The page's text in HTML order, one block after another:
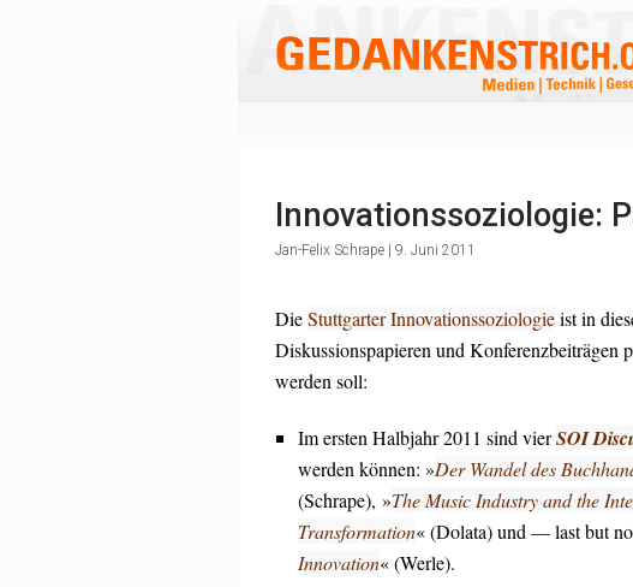
Innovationssoziologie:
Jan-Felix Schrape | 9. Juni 2011
DieStuttgarter Innovationssoziologieist in
Diskussionspapieren und Konferenzbeiträgen
werden soll:
Im ersten Halbjahr 2011 sind vierSOI
werden können: »Der Wandel des
(Schrape), »The Music Industry and the
Transformation« (Dolata) und — last but
Innovation« (Werle).